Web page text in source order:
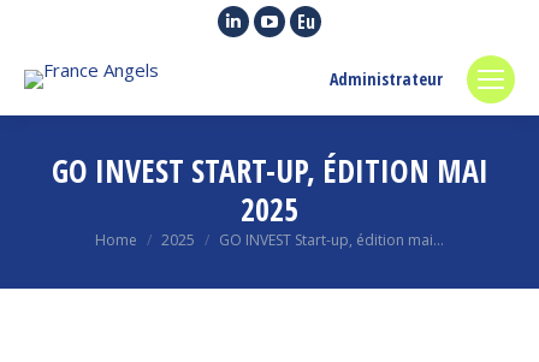
Linkedin
in
window
YouTube
in
window
Euroquity
opens
in
window
Administrateur
GO INVEST START-UP, ÉDITION MAI
2025
You are here:
Home 2025 GO INVEST Start-up, édition mai…